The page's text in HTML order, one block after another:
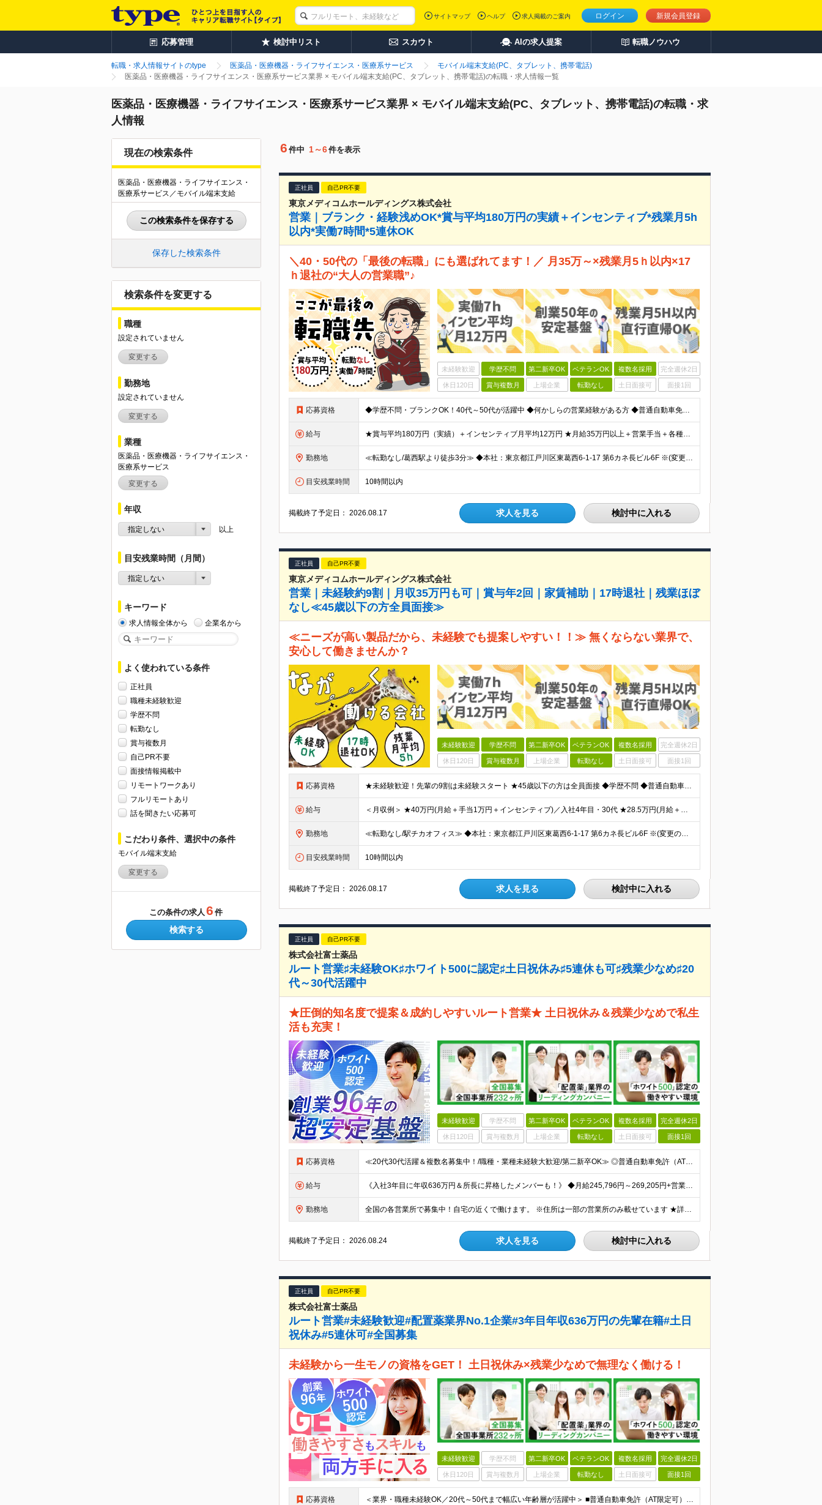
ログイン 新規会員登録
サイトマップ ヘルプ 求人掲載のご案内
応募管理 検討中リスト スカウト AIの求人提案 転職ノウハウ
転職・求人情報サイトのtype 医薬品・医療機器・ライフサイエンス・医療系サービス
モバイル端末支給(PC、タブレット、携帯電話)
医薬品・医療機器・ライフサイエンス・医療系サービス業界 × モバイル端末支給(PC、タブレット、携帯電話)の転職・求人情報一覧
医薬品・医療機器・ライフサイエンス・医療系サービス業界 × モバイル端末支給(PC、タブレット、携帯電話)の転職・求
人情報
現在の検索条件
医薬品・医療機器・ライフサイエンス・
医療系サービス／モバイル端末支給
この検索条件を保存する
保存した検索条件
検索条件を変更する
職種
設定されていません
変更する
勤務地
設定されていません
変更する
業種
医薬品・医療機器・ライフサイエンス・
医療系サービス
変更する
年収
指定しない 以上
目安残業時間（月間）
指定しない
キーワード
求人情報全体から 企業名から
よく使われている条件
正社員
職種未経験歓迎
学歴不問
転勤なし
賞与複数月
自己PR不要
面接情報掲載中
リモートワークあり
フルリモートあり
話を聞きたい応募可
こだわり条件、選択中の条件
モバイル端末支給
変更する
この条件の求人 6 件
検索する
6 件中 1～6件を表示
正社員 自己PR不要
東京メディコムホールディングス株式会社
営業｜ブランク・経験浅めOK*賞与平均180万円の実績＋インセンティブ*残業月5h
以内*実働7時間*5連休OK
＼40・50代の「最後の転職」にも選ばれてます！／ 月35万～×残業月5ｈ以内×17
ｈ退社の“大人の営業職”♪
未経験歓迎 学歴不問 第二新卒OK ベテランOK 複数名採用 完全週休2日
休日120日 賞与複数月 上場企業 転勤なし 土日面接可 面接1回
応募資格 ◆学歴不問・ブランクOK！40代～50代が活躍中 ◆何かしらの営業経験がある方 ◆普通自動車免許(AT限定可) できるだけ多くの方とお会いしたいと考えています。 ぜひご応募いただければと思います!
給与 ★賞与平均180万円（実績）＋インセンティブ月平均12万円 ★月給35万円以上＋営業手当＋各種手当＋賞与年2回＋インセンティブ ※経験・能力等を考慮の上、優遇いたします ※上記金額には一律手当と固定
勤務地 ≪転勤なし/葛西駅より徒歩3分≫ ◆本社：東京都江戸川区東葛西6-1-17 第6カネ長ビル6F ※(変更の範囲)上記を除く当社関連勤務地
目安残業時間 10時間以内
掲載終了予定日：2026.08.17 求人を見る 検討中に入れる
正社員 自己PR不要
東京メディコムホールディングス株式会社
営業｜未経験約9割｜月収35万円も可｜賞与年2回｜家賃補助｜17時退社｜残業ほぼ
なし≪45歳以下の方全員面接≫
≪ニーズが高い製品だから、未経験でも提案しやすい！！≫ 無くならない業界で、
安心して働きませんか？
未経験歓迎 学歴不問 第二新卒OK ベテランOK 複数名採用 完全週休2日
休日120日 賞与複数月 上場企業 転勤なし 土日面接可 面接1回
応募資格 ★未経験歓迎！先輩の9割は未経験スタート ★45歳以下の方は全員面接 ◆学歴不問 ◆普通自動車免許(AT限定可) ◆45歳までの方※若年層の長期キャリア形成を図るため できるだけ多くの方とお会いし
給与 ＜月収例＞ ★40万円(月給＋手当1万円＋インセンティブ)／入社4年目・30代 ★28.5万円(月給＋手当1万円＋インセンティブ)／入社2年目 ◆月給24万7,000円以上～＋賞与年2回＋インセンテ
勤務地 ≪転勤なし/駅チカオフィス≫ ◆本社：東京都江戸川区東葛西6-1-17 第6カネ長ビル6F ※(変更の範囲)上記を除く当社関連勤務地
目安残業時間 10時間以内
掲載終了予定日：2026.08.17 求人を見る 検討中に入れる
正社員 自己PR不要
株式会社富士薬品
ルート営業♯未経験OK♯ホワイト500に認定♯土日祝休み♯5連休も可♯残業少なめ♯20
代～30代活躍中
★圧倒的知名度で提案＆成約しやすいルート営業★ 土日祝休み＆残業少なめで私生
活も充実！
未経験歓迎 学歴不問 第二新卒OK ベテランOK 複数名採用 完全週休2日
休日120日 賞与複数月 上場企業 転勤なし 土日面接可 面接1回
応募資格 ≪20代30代活躍＆複数名募集中！/職種・業種未経験大歓迎/第二新卒OK≫ ◎普通自動車免許（AT限定可）をお持ちの方 └お客様先へ訪問するため、問題なく運転ができる方を想定しています。 ◎高卒以上
給与 《入社3年目に年収636万円＆所長に昇格したメンバーも！》 ◆月給245,796円～269,205円+営業実績手当+諸手当 ※試用期間3ヶ月(待遇同一) ※固定残業代(22.5時間分/35,796円～
勤務地 全国の各営業所で募集中！自宅の近くで働けます。 ※住所は一部の営業所のみ載せています ★詳細は以下のリンクをご覧ください https://www.fujiyakuhin.co.jp/shop/eig
掲載終了予定日：2026.08.24 求人を見る 検討中に入れる
正社員 自己PR不要
株式会社富士薬品
ルート営業#未経験歓迎#配置薬業界No.1企業#3年目年収636万円の先輩在籍#土日
祝休み#5連休可#全国募集
未経験から一生モノの資格をGET！ 土日祝休み×残業少なめで無理なく働ける！
未経験歓迎 学歴不問 第二新卒OK ベテランOK 複数名採用 完全週休2日
休日120日 賞与複数月 上場企業 転勤なし 土日面接可 面接1回
応募資格 ＜業界・職種未経験OK／20代～50代まで幅広い年齢層が活躍中＞ ■普通自動車免許（AT限定可）をお持ちの方 └お客様先へ訪問するため、問題なく運転ができる方を想定しています。 ■高卒以上 ■60歳未